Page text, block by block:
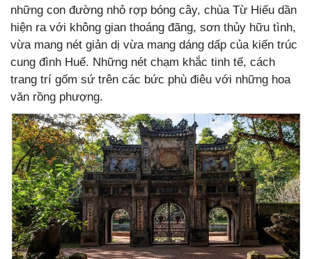
những con đường nhỏ rợp bóng cây, chùa Từ Hiếu dần
hiện ra với không gian thoáng đãng, sơn thủy hữu tình,
vừa mang nét giản dị vừa mang dáng dấp của kiến trúc
cung đình Huế. Những nét chạm khắc tinh tế, cách
trang trí gốm sứ trên các bức phù điêu với những hoa
văn rồng phượng.